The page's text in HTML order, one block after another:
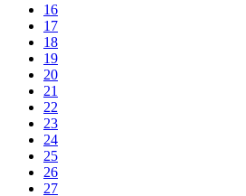
16
17
18
19
20
21
22
23
24
25
26
27